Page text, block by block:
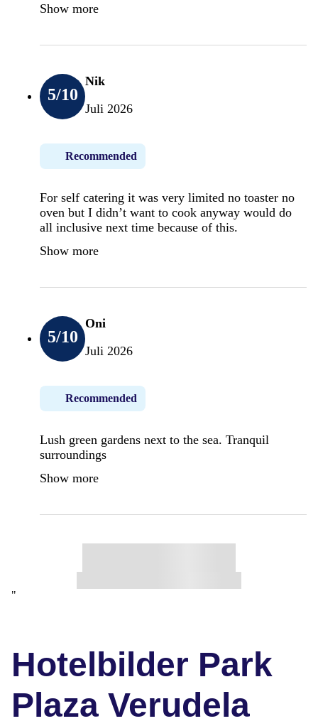
Show more
5/10
Nik
Juli 2026
Recommended
For self catering it was very limited no toaster no
oven but I didn’t want to cook anyway would do
all inclusive next time because of this.
Show more
5/10
Oni
Juli 2026
Recommended
Lush green gardens next to the sea. Tranquil
surroundings
Show more
"
Hotelbilder Park
Plaza Verudela